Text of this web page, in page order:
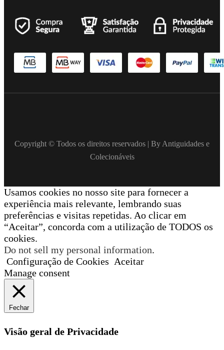
Copyright © Todos os direitos reservados | By Antiguidades e
Colecionáveis
Usamos cookies no nosso site para fornecer a
experiência mais relevante, lembrando suas
preferências e visitas repetidas. Ao clicar em
“Aceitar”, concorda com a utilização de TODOS os
cookies.
Do not sell my personal information.
Configuração de Cookies Aceitar
Manage consent
Fechar
Visão geral de Privacidade